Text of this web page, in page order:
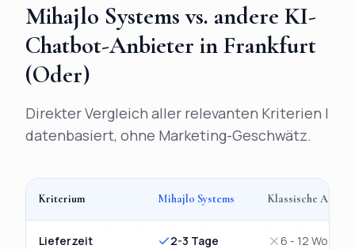
Mihajlo Systems vs. andere KI-
Chatbot-Anbieter inFrankfurt
(Oder)
Direkter Vergleich aller relevanten Kriterien |
datenbasiert, ohne Marketing-Geschwätz.
Kriterium Mihajlo Systems Klassische
Lieferzeit 2-3 Tage 6 - 12 Wochen